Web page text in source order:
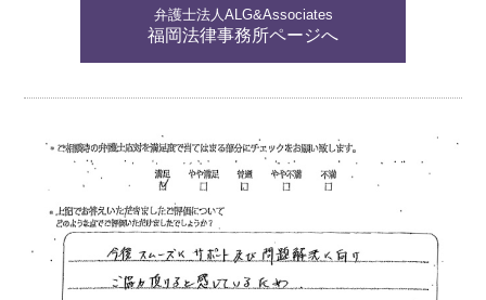
弁護士法人ALG&Associates
福岡法律事務所ページへ